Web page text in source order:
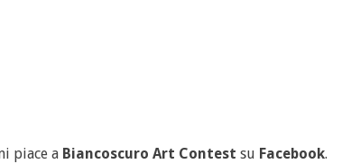
piace a Biancoscuro Art Contest su Facebook.